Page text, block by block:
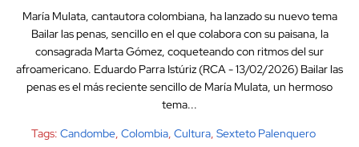
María Mulata, cantautora colombiana, ha lanzado su nuevo tema
Bailar las penas, sencillo en el que colabora con su paisana, la
consagrada Marta Gómez, coqueteando con ritmos del sur
afroamericano. Eduardo Parra Istúriz (RCA - 13/02/2026) Bailar las
penas es el más reciente sencillo de María Mulata, un hermoso
tema...
Tags: Candombe, Colombia, Cultura, Sexteto Palenquero